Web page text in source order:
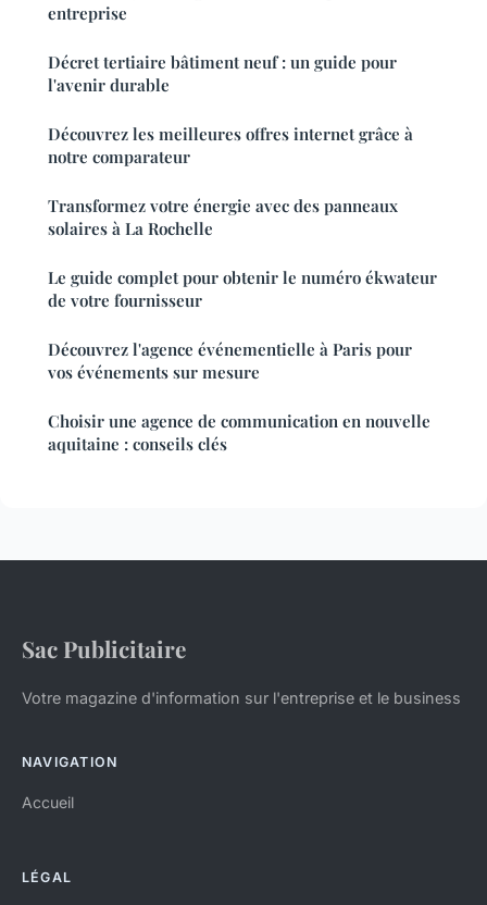
entreprise
Décret tertiaire bâtiment neuf : un guide pour
l'avenir durable
Découvrez les meilleures offres internet grâce à
notre comparateur
Transformez votre énergie avec des panneaux
solaires à La Rochelle
Le guide complet pour obtenir le numéro ékwateur
de votre fournisseur
Découvrez l'agence événementielle à Paris pour
vos événements sur mesure
Choisir une agence de communication en nouvelle
aquitaine : conseils clés
Sac Publicitaire
Votre magazine d'information sur l'entreprise et le business
NAVIGATION
Accueil
LÉGAL